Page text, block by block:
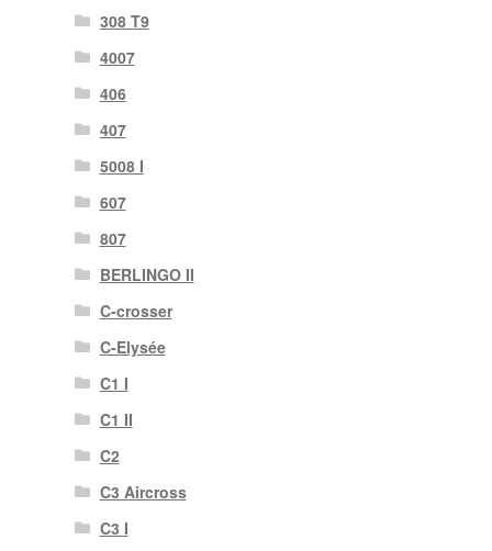
308 T9
4007
406
407
5008 I
607
807
BERLINGO II
C-crosser
C-Elysée
C1 I
C1 II
C2
C3 Aircross
C3 I